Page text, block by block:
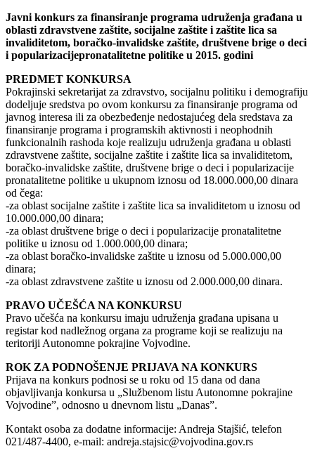
Javni konkurs za finansiranje programa udruženja građana u
oblasti zdravstvene zaštite, socijalne zaštite i zaštite lica sa
invaliditetom, boračko-invalidske zaštite, društvene brige o deci
i popularizacijepronatalitetne politike u 2015. godini
PREDMET KONKURSA
Pokrajinski sekretarijat za zdravstvo, socijalnu politiku i demografiju
dodeljuje sredstva po ovom konkursu za finansiranje programa od
javnog interesa ili za obezbeđenje nedostajućeg dela sredstava za
finansiranje programa i programskih aktivnosti i neophodnih
funkcionalnih rashoda koje realizuju udruženja građana u oblasti
zdravstvene zaštite, socijalne zaštite i zaštite lica sa invaliditetom,
boračko-invalidske zaštite, društvene brige o deci i popularizacije
pronatalitetne politike u ukupnom iznosu od 18.000.000,00 dinara
od čega:
-za oblast socijalne zaštite i zaštite lica sa invaliditetom u iznosu od
10.000.000,00 dinara;
-za oblast društvene brige o deci i popularizacije pronatalitetne
politike u iznosu od 1.000.000,00 dinara;
-za oblast boračko-invalidske zaštite u iznosu od 5.000.000,00
dinara;
-za oblast zdravstvene zaštite u iznosu od 2.000.000,00 dinara.
PRAVO UČEŠĆA NA KONKURSU
Pravo učešća na konkursu imaju udruženja građana upisana u
registar kod nadležnog organa za programe koji se realizuju na
teritoriji Autonomne pokrajine Vojvodine.
ROK ZA PODNOŠENJE PRIJAVA NA KONKURS
Prijava na konkurs podnosi se u roku od 15 dana od dana
objavljivanja konkursa u „Službenom listu Autonomne pokrajine
Vojvodine”, odnosno u dnevnom listu „Danas”.
Kontakt osoba za dodatne informacije: Andreja Stajšić, telefon
021/487-4400, e-mail: andreja.stajsic@vojvodina.gov.rs